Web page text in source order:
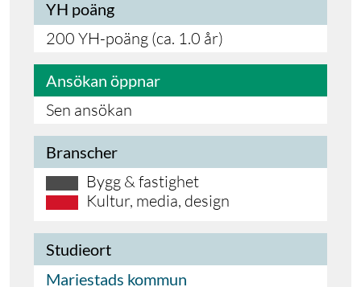
YH poäng
200 YH-poäng (ca. 1.0 år)
Ansökan öppnar
Sen ansökan
Branscher
Bygg & fastighet
Kultur, media, design
Studieort
Mariestads kommun